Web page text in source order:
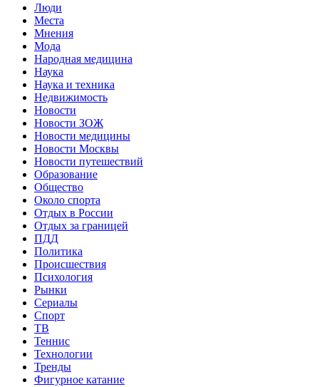
Люди
Места
Мнения
Мода
Народная медицина
Наука
Наука и техника
Недвижимость
Новости
Новости ЗОЖ
Новости медицины
Новости Москвы
Новости путешествий
Образование
Общество
Около спорта
Отдых в России
Отдых за границей
ПДД
Политика
Происшествия
Психология
Рынки
Сериалы
Спорт
ТВ
Теннис
Технологии
Тренды
Фигурное катание